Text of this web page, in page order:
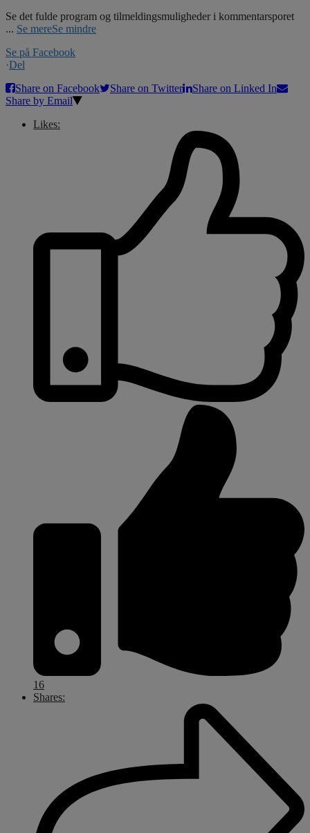
Se det fulde program og tilmeldingsmuligheder i kommentarsporet
... Se mereSe mindre
Se på Facebook
·Del
Share on Facebook
Share on Twitter
Share on Linked In
Share by Email
Likes:
16
Shares: